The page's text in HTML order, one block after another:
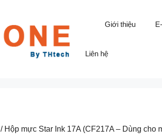
Giới thiệu
Liên hệ
/ Hộp mực Star Ink 17A (CF217A – Dùng cho